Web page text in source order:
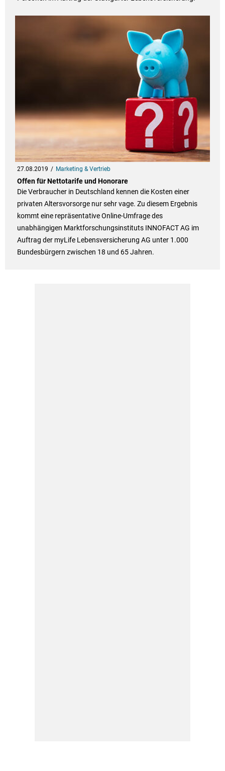
27.08.2019 Marketing & Vertrieb
Offen für Nettotarife und Honorare
Die Verbraucher in Deutschland kennen die Kosten einer
privaten Altersvorsorge nur sehr vage. Zu diesem Ergebnis
kommt eine repräsentative Online-Umfrage des
unabhängigen Marktforschungsinstituts INNOFACT AG im
Auftrag der myLife Lebensversicherung AG unter 1.000
Bundesbürgern zwischen 18 und 65 Jahren.